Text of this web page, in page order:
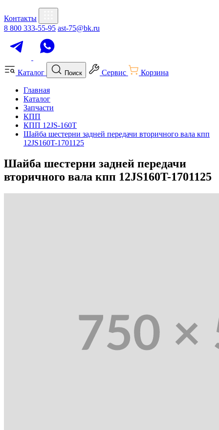
Контакты
8 800 333-55-95 ast-75@bk.ru
Каталог Поиск Сервис Корзина
Главная
Каталог
Запчасти
КПП
КПП 12JS-160T
Шайба шестерни задней передачи вторичного вала кпп
12JS160T-1701125
Шайба шестерни задней передачи
вторичного вала кпп 12JS160T-1701125